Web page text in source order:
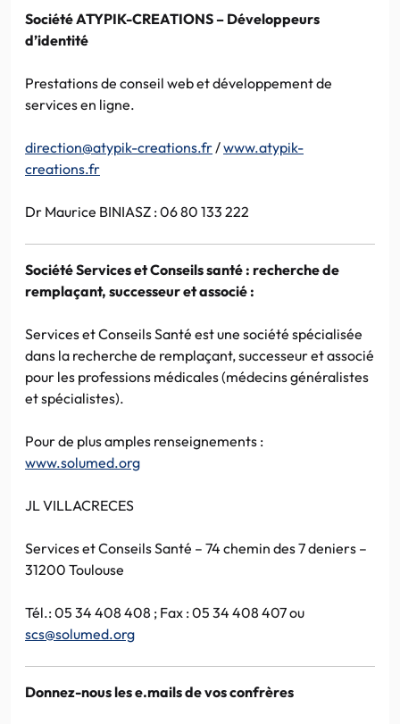
Société ATYPIK-CREATIONS – Développeurs
d’identité
Prestations de conseil web et développement de
services en ligne.
direction@atypik-creations.fr /www.atypik-
creations.fr
Dr Maurice BINIASZ : 06 80 133 222
Société Services et Conseils santé : recherche de
remplaçant, successeur et associé :
Services et Conseils Santé est une société spécialisée
dans la recherche de remplaçant, successeur et associé
pour les professions médicales (médecins généralistes
et spécialistes).
Pour de plus amples renseignements :
www.solumed.org
JL VILLACRECES
Services et Conseils Santé – 74 chemin des 7 deniers –
31200 Toulouse
Tél.: 05 34 408 408 ; Fax : 05 34 408 407 ou
scs@solumed.org
Donnez-nous les e.mails de vos confrères